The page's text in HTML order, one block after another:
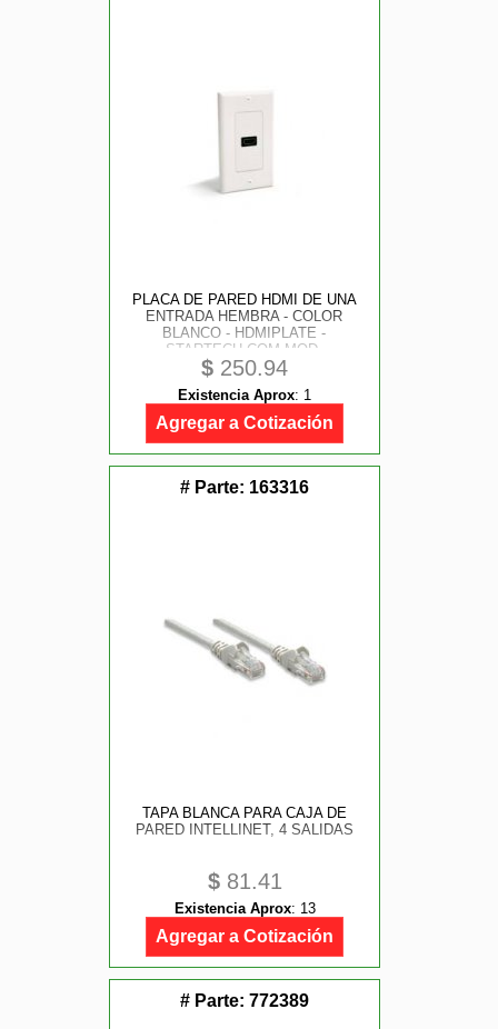
PLACA DE PARED HDMI DE UNA
ENTRADA HEMBRA - COLOR
BLANCO - HDMIPLATE -
STARTECH.COM MOD.
HDMIPLATE
$ 250.94
Existencia Aprox: 1
Agregar a Cotización
# Parte: 163316
TAPA BLANCA PARA CAJA DE
PARED INTELLINET, 4 SALIDAS
$81.41
Existencia Aprox: 13
Agregar a Cotización
# Parte: 772389